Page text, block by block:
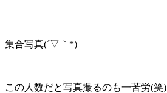
集合写真(´▽｀*)
この人数だと写真撮るのも一苦労(笑)